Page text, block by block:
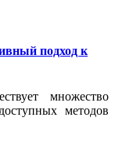
подход к
множество
методов